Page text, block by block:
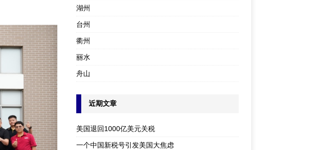
湖州
台州
衢州
丽水
舟山
近期文章
美国退回1000亿美元关税
一个中国新税号引发美国大焦虑